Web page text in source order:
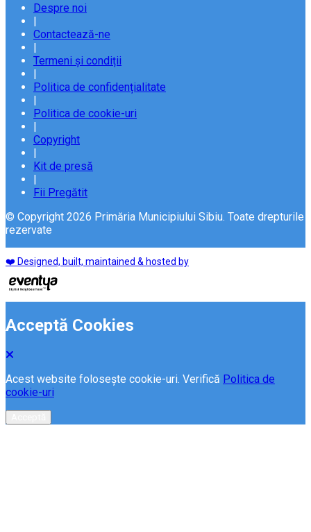
Despre noi
|
Contactează-ne
|
Termeni și condiții
|
Politica de confidențialitate
|
Politica de cookie-uri
|
Copyright
|
Kit de presă
|
Fii Pregătit
© Copyright 2026 Primăria Municipiului Sibiu. Toate drepturile
rezervate
❤️ Designed, built, maintained & hosted by
Acceptă Cookies
Acest website folosește cookie-uri. Verifică Politica de
cookie-uri